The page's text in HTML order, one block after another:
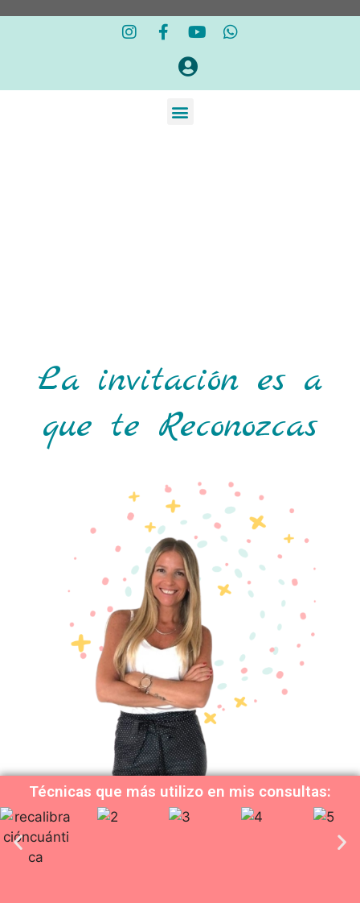
La invitación es a
que te Reconozcas
Técnicas que más utilizo en mis consultas: